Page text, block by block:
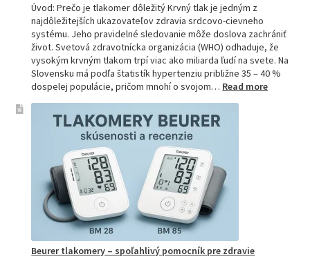
Úvod: Prečo je tlakomer dôležitý Krvný tlak je jedným z
najdôležitejších ukazovateľov zdravia srdcovo-cievneho
systému. Jeho pravidelné sledovanie môže doslova zachrániť
život. Svetová zdravotnícka organizácia (WHO) odhaduje, že
vysokým krvným tlakom trpí viac ako miliarda ľudí na svete. Na
Slovensku má podľa štatistík hypertenziu približne 35 – 40 %
dospelej populácie, pričom mnohí o svojom… Read more:
Beurer tlakomery – spoľahlivý pomocník pre zdravie